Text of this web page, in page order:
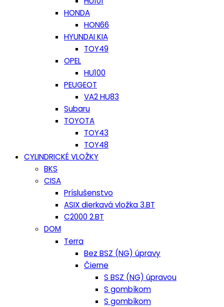
HONDA
HON66
HYUNDAI KIA
TOY49
OPEL
HU100
PEUGEOT
VA2 HU83
Subaru
TOYOTA
TOY43
TOY48
CYLINDRICKÉ VLOŽKY
BKS
CISA
Príslušenstvo
ASIX dierkavá vložka 3.BT
C2000 2.BT
DOM
Terra
Bez BSZ (NG) úpravy
Čierne
S BSZ (NG) úpravou
S gombíkom
S gombíkom